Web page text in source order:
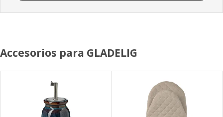
Accesorios para GLADELIG